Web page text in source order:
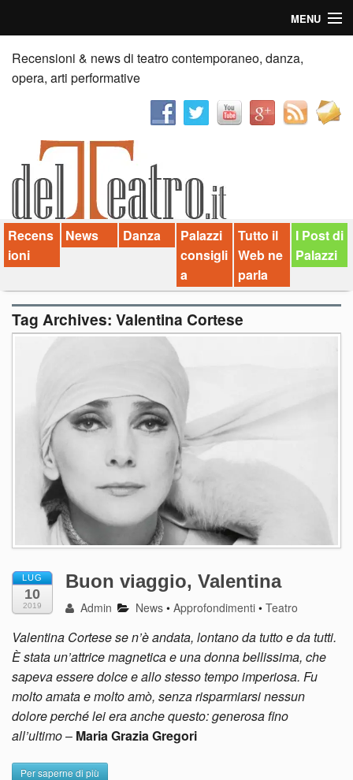
MENU
Home
Recensioni
News
Palazzi consiglia
Video
Chi siamo
Contatti
Recensioni & news di teatro contemporaneo, danza,
opera, arti performative
Recens
ioni
News Danza
Palazzi
consigli
a
Tutto il
Web ne
parla
I Post di
Palazzi
Tag Archives: Valentina Cortese
LUG
10
2019
Buon viaggio, Valentina
Admin News •Approfondimenti •Teatro
Valentina Cortese se n’è andata, lontano da tutto e da tutti.
È stata un’attrice magnetica e una donna bellissima, che
sapeva essere dolce e allo stesso tempo imperiosa. Fu
molto amata e molto amò, senza risparmiarsi nessun
dolore perché lei era anche questo: generosa fino
all’ultimo– Maria Grazia Gregori
Per saperne di più